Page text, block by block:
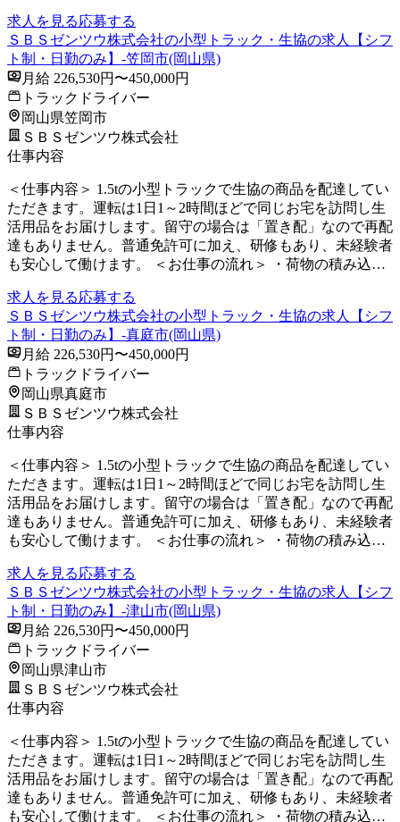
求人を見る応募する
ＳＢＳゼンツウ株式会社の小型トラック・生協の求人【シフ
ト制・日勤のみ】-笠岡市(岡山県)
月給 226,530円〜450,000円
トラックドライバー
岡山県笠岡市
ＳＢＳゼンツウ株式会社
仕事内容
＜仕事内容＞ 1.5tの小型トラックで生協の商品を配達してい
ただきます。運転は1日1～2時間ほどで同じお宅を訪問し生
活用品をお届けします。留守の場合は「置き配」なので再配
達もありません。普通免許可に加え、研修もあり、未経験者
も安心して働けます。 ＜お仕事の流れ＞ ・荷物の積み込…
求人を見る応募する
ＳＢＳゼンツウ株式会社の小型トラック・生協の求人【シフ
ト制・日勤のみ】-真庭市(岡山県)
月給 226,530円〜450,000円
トラックドライバー
岡山県真庭市
ＳＢＳゼンツウ株式会社
仕事内容
＜仕事内容＞ 1.5tの小型トラックで生協の商品を配達してい
ただきます。運転は1日1～2時間ほどで同じお宅を訪問し生
活用品をお届けします。留守の場合は「置き配」なので再配
達もありません。普通免許可に加え、研修もあり、未経験者
も安心して働けます。 ＜お仕事の流れ＞ ・荷物の積み込…
求人を見る応募する
ＳＢＳゼンツウ株式会社の小型トラック・生協の求人【シフ
ト制・日勤のみ】-津山市(岡山県)
月給 226,530円〜450,000円
トラックドライバー
岡山県津山市
ＳＢＳゼンツウ株式会社
仕事内容
＜仕事内容＞ 1.5tの小型トラックで生協の商品を配達してい
ただきます。運転は1日1～2時間ほどで同じお宅を訪問し生
活用品をお届けします。留守の場合は「置き配」なので再配
達もありません。普通免許可に加え、研修もあり、未経験者
も安心して働けます。 ＜お仕事の流れ＞ ・荷物の積み込…